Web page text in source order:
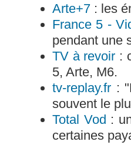
Arte+7 : les
France 5 -
pendant une
TV à revoir :
5, Arte, M6.
tv-replay.fr :
souvent le
Total Vod :
certaines